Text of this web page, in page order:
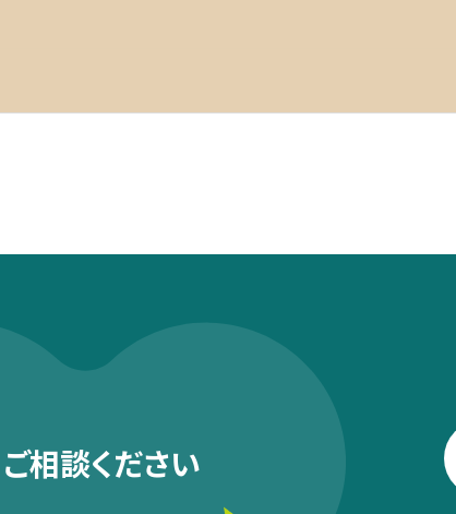
ご相談ください